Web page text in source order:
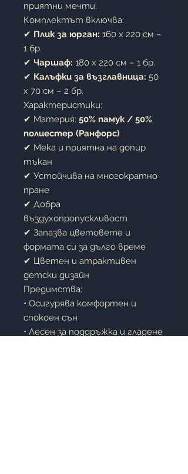
приятни мечти.
Комплектът включва:
✔ Плик за юрган: 160 x 220 см –
1 бр.
✔ Чаршаф: 180 x 220 см – 1 бр.
✔ Калъфки за възглавница: 50
x 70 см – 2 бр.
Характеристики:
✔ Материя: 50% памук / 50%
полиестер (Ранфорс)
✔ Мека и приятна на допир
тъкан
✔ Устойчива на многократно
пране
✔ Добра
въздухопропускливост
✔ Запазва цветовете и
формата си за дълго време
✔ Цветен и атрактивен
детски дизайн
Предимства:
• Осигурява комфортен и
спокоен сън
• Лесен за поддръжка и гладене